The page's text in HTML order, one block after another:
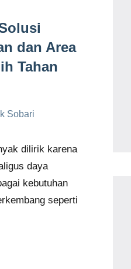
dan Area
Tahan
Sobari
dilirik karena
daya
kebutuhan
seperti